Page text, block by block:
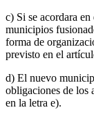
c) Si se acordara
municipios
forma de
previsto en el
d) El nuevo
obligaciones de los
en la letra e).